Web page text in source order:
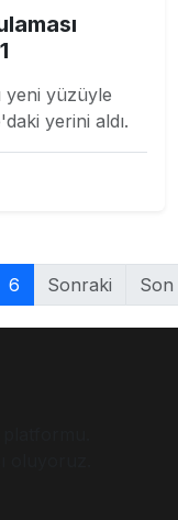
yeni yüzüyle
yerini aldı.
6 Sonraki Son